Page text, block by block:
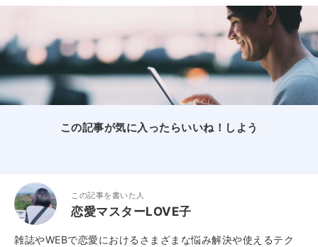
この記事が気に入ったらいいね！しよう
この記事を書いた人
恋愛マスターLOVE子
雑誌やWEBで恋愛におけるさまざまな悩み解決や使えるテク